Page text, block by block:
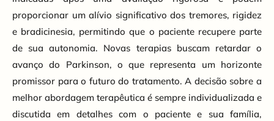
proporcionar um alívio significativo dos tremores, rigidez
e bradicinesia, permitindo que o paciente recupere parte
de sua autonomia. Novas terapias buscam retardar o
avanço do Parkinson, o que representa um horizonte
promissor para o futuro do tratamento. A decisão sobre a
melhor abordagem terapêutica é sempre individualizada e
discutida em detalhes com o paciente e sua família,